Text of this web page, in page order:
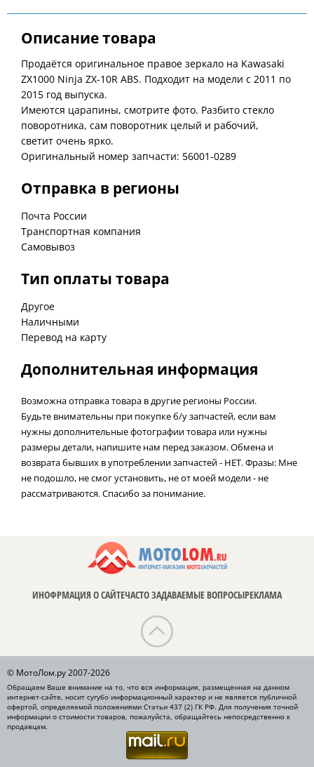
Описание товара
Продаётся оригинальное правое зеркало на Kawasaki
ZX1000 Ninja ZX-10R ABS. Подходит на модели с 2011 по
2015 год выпуска.
Имеются царапины, смотрите фото. Разбито стекло
поворотника, сам поворотник целый и рабочий,
светит очень ярко.
Оригинальный номер запчасти: 56001-0289
Отправка в регионы
Почта России
Транспортная компания
Самовывоз
Тип оплаты товара
Другое
Наличными
Перевод на карту
Дополнительная информация
Возможна отправка товара в другие регионы России.
Будьте внимательны при покупке б/у запчастей, если вам
нужны дополнительные фотографии товара или нужны
размеры детали, напишите нам перед заказом. Обмена и
возврата бывших в употреблении запчастей - НЕТ. Фразы: Мне
не подошло, не смог установить, не от моей модели - не
рассматриваются. Спасибо за понимание.
ИНОФРМАЦИЯ О САЙТЕЧАСТО ЗАДАВАЕМЫЕ ВОПРОСЫРЕКЛАМА
© МотоЛом.ру 2007-2026
Обращаем Ваше внимание на то, что вся информация, размещенная на данном
интернет-сайте, носит сугубо информационный характер и не является публичной
офертой, определяемой положениями Статьи 437 (2) ГК РФ. Для получения точной
информации о стоимости товаров, пожалуйста, обращайтесь непосредственно к
продавцам.